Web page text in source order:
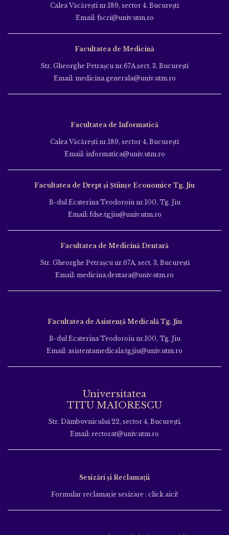
Calea Văcăreşti nr.189, sector 4, Bucureşti
Email: fscri@univ.utm.ro
Facultatea de Medicină
Str. Gheorghe Petraşcu nr.67A,sect. 3, Bucureşti
Email: medicina.generala@univ.utm.ro
Facultatea de Informatică
Calea Văcăreşti nr.189, sector 4, Bucureşti
Email: informatica@univ.utm.ro
Facultatea de Drept și Științe Economice Tg. Jiu
B-dul Ecaterina Teodoroiu nr.100, Tg. Jiu
Email: fdse.tgjiu@univ.utm.ro
Facultatea de Medicină Dentară
Str. Gheorghe Petraşcu nr.67A, sect. 3, Bucureşti
Email: medicina.dentara@univ.utm.ro
Facultatea de Asistență Medicală Tg. Jiu
B-dul Ecaterina Teodoroiu nr.100, Tg. Jiu
Email: asistentamedicala.tgjiu@univ.utm.ro
Universitatea
TITU MAIORESCU
Str. Dâmbovnicului 22, sector 4, București,
Email: rectorat@univ.utm.ro
Sesizări și Reclamații
Formular reclamație sesizare : click aici!